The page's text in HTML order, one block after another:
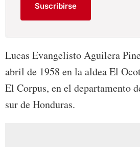
Suscribirse
Lucas Evangelisto Aguilera
abril de 1958 en la aldea El
El Corpus, en el departamento
sur de Honduras.